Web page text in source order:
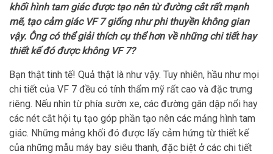
khối hình tam giác được tạo nên từ đường cắt rất mạnh
mẽ, tạo cảm giác VF 7 giống như phi thuyền không gian
vậy. Ông có thể giải thích cụ thể hơn về những chi tiết hay
thiết kế đó được không VF 7?
Bạn thật tinh tế! Quả thật là như vậy. Tuy nhiên, hầu như mọi
chi tiết của VF 7 đều có tính thẩm mỹ rất cao và đặc trưng
riêng. Nếu nhìn từ phía sườn xe, các đường gân dập nổi hay
các nét cắt hội tụ tạo góp phần tạo nên các mảng hình tam
giác. Những mảng khối đó được lấy cảm hứng từ thiết kế
của những mẫu máy bay siêu thanh, đặc biệt ở các chi tiết